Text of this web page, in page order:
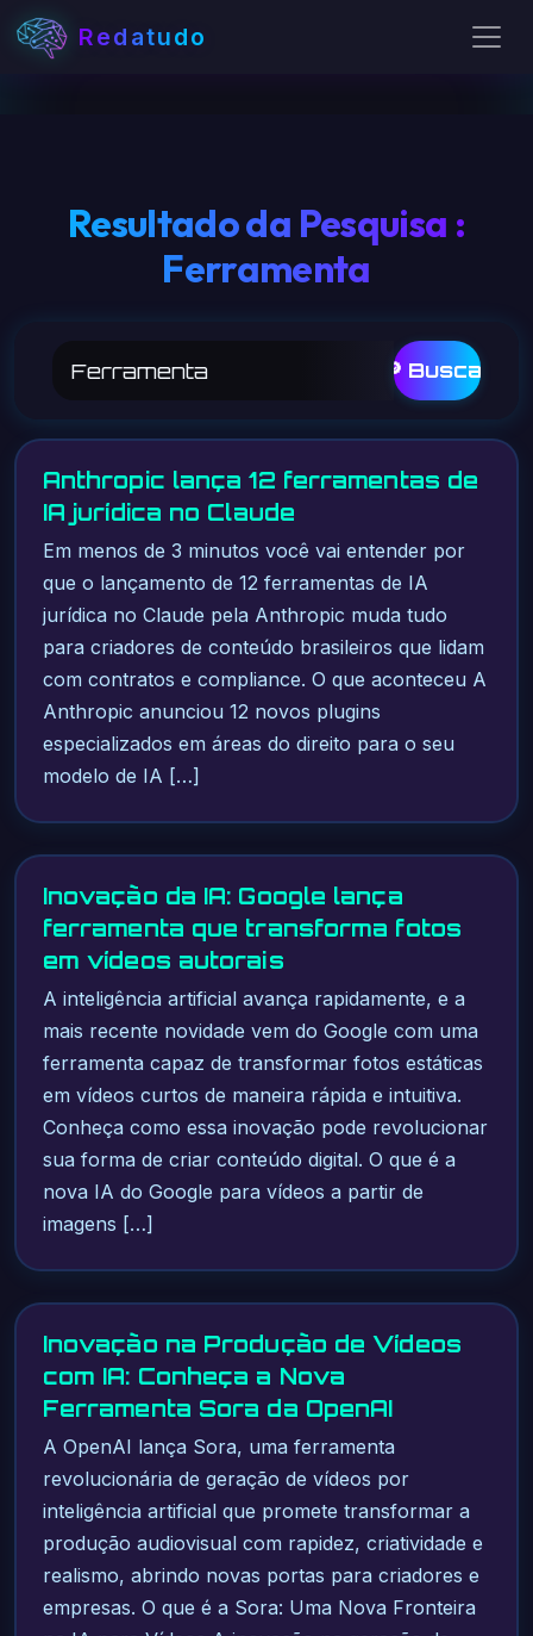
Redatudo
Resultado da Pesquisa :
Ferramenta
🔎 Buscar
Anthropic lança 12 ferramentas de
IA jurídica no Claude
Em menos de 3 minutos você vai entender por
que o lançamento de 12 ferramentas de IA
jurídica no Claude pela Anthropic muda tudo
para criadores de conteúdo brasileiros que lidam
com contratos e compliance. O que aconteceu A
Anthropic anunciou 12 novos plugins
especializados em áreas do direito para o seu
modelo de IA […]
Inovação da IA: Google lança
ferramenta que transforma fotos
em vídeos autorais
A inteligência artificial avança rapidamente, e a
mais recente novidade vem do Google com uma
ferramenta capaz de transformar fotos estáticas
em vídeos curtos de maneira rápida e intuitiva.
Conheça como essa inovação pode revolucionar
sua forma de criar conteúdo digital. O que é a
nova IA do Google para vídeos a partir de
imagens […]
Inovação na Produção de Vídeos
com IA: Conheça a Nova
Ferramenta Sora da OpenAI
A OpenAI lança Sora, uma ferramenta
revolucionária de geração de vídeos por
inteligência artificial que promete transformar a
produção audiovisual com rapidez, criatividade e
realismo, abrindo novas portas para criadores e
empresas. O que é a Sora: Uma Nova Fronteira